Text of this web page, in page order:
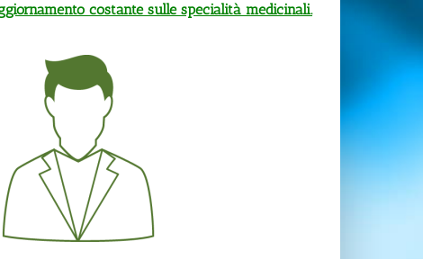
costante sulle specialità medicinali.